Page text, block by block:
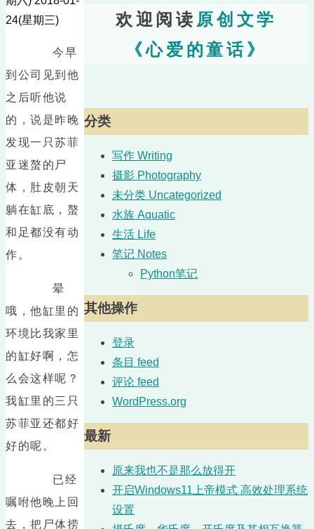
24(星期三)
今早
到公司见到他
之后听他说
的，说是昨晚
发现一只苏菲
亚迷螯的尸
体，肚皮朝天
躺在缸底，螯
和足都没有动
作。
晕
哦，他缸里的
环境比我家里
的缸好啊，怎
么会这样呢？
我缸里的三只
苏菲亚还都好
好的呢。
已经
嘱咐他晚上回
去，把尸体捞
欢迎阅读 原创文学
《心爱的童话》
分类
写作 Writing
摄影 Photography
未分类 Uncategorized
水族 Aquatic
生活 Life
笔记 Notes
Python笔记
其他操作
登录
条目 feed
评论 feed
WordPress.org
最新
原来我也不是那么放得开
开启Windows11上帝模式 高效处理系统
设置